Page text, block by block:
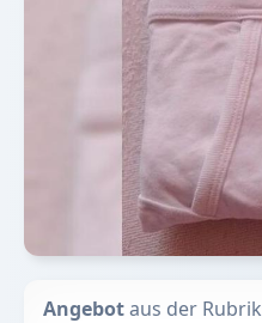
Angebotaus der Rubrik